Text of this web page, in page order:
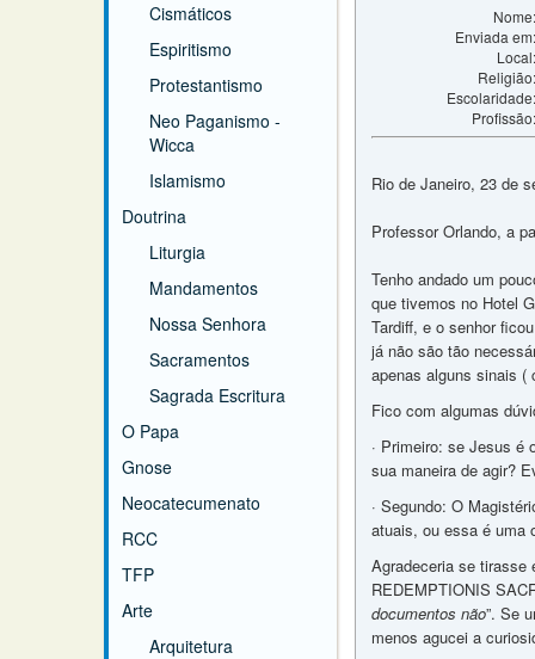
Cismáticos
Espiritismo
Protestantismo
Neo Paganismo -
Wicca
Islamismo
Doutrina
Liturgia
Mandamentos
Nossa Senhora
Sacramentos
Sagrada Escritura
O Papa
Gnose
Neocatecumenato
RCC
TFP
Arte
Arquitetura
Nome:
Enviada em:
Local:
Religião:
Escolaridade:
Profissão:
Rio de Janeiro, 23 de
Professor Orlando, a
Tenho andado um
que tivemos no Hotel
Tardiff, e o senhor
já não são tão
apenas alguns sinais (
Fico com algumas
· Primeiro: se Jesus é
sua maneira de agir?
· Segundo: O
atuais, ou essa é uma
Agradeceria se tirasse
REDEMPTIONIS
documentos não”. Se
menos agucei a